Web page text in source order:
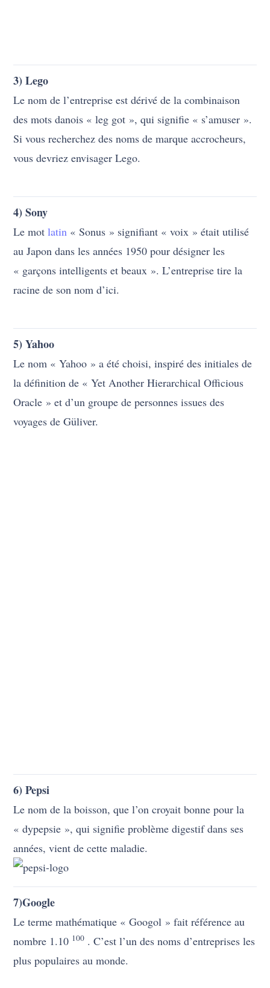
3) Lego
Le nom de l’entreprise est dérivé de la combinaison
des mots danois « leg got », qui signifie « s’amuser ».
Si vous recherchez des noms de marque accrocheurs,
vous devriez envisager Lego.
4) Sony
Le motlatin « Sonus » signifiant « voix » était utilisé
au Japon dans les années 1950 pour désigner les
« garçons intelligents et beaux ». L’entreprise tire la
racine de son nom d’ici.
5) Yahoo
Le nom « Yahoo » a été choisi, inspiré des initiales de
la définition de « Yet Another Hierarchical Officious
Oracle » et d’un groupe de personnes issues des
voyages de Güliver.
6) Pepsi
Le nom de la boisson, que l’on croyait bonne pour la
« dypepsie », qui signifie problème digestif dans ses
années, vient de cette maladie.
7)Google
Le terme mathématique « Googol » fait référence au
nombre 1.10 100 . C’est l’un des noms d’entreprises les
plus populaires au monde.